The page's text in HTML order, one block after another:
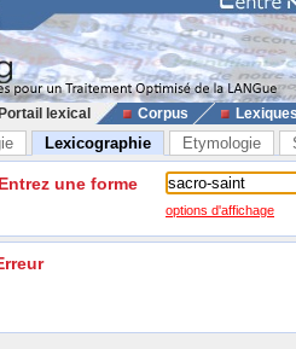
Portail lexical Corpus
Lexicographie Etymologie
Entrez une forme
options d'affichage